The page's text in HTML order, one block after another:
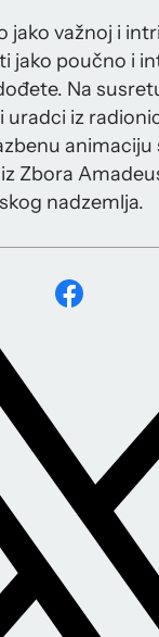
jako važnoj i
jako poučno i
Na
uradci iz
animaciju
Zbora
nadzemlja.